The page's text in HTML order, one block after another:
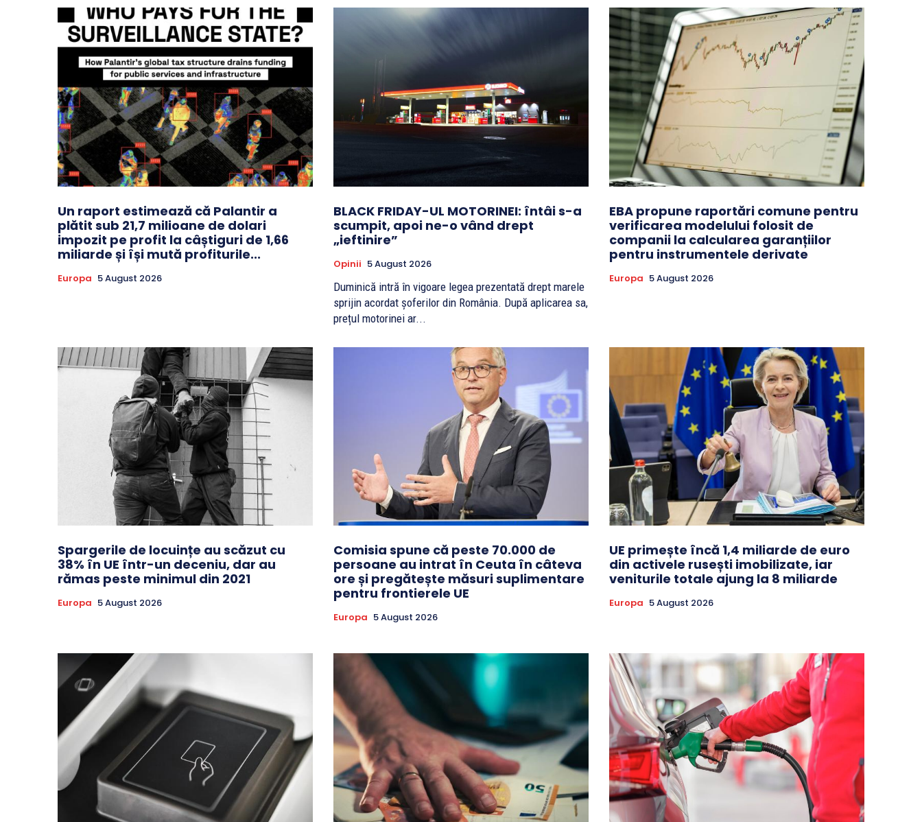
Un raport estimează că Palantir a
plătit sub 21,7 milioane de dolari
impozit pe profit la câștiguri de 1,66
miliarde și își mută profiturile...
Europa 5 August 2026
BLACK FRIDAY-UL MOTORINEI: întâi s-a
scumpit, apoi ne-o vând drept
„ieftinire”
Opinii 5 August 2026
Duminică intră în vigoare legea prezentată drept marele
sprijin acordat șoferilor din România. După aplicarea sa,
prețul motorinei ar...
EBA propune raportări comune pentru
verificarea modelului folosit de
companii la calcularea garanțiilor
pentru instrumentele derivate
Europa 5 August 2026
Spargerile de locuințe au scăzut cu
38% în UE într-un deceniu, dar au
rămas peste minimul din 2021
Europa 5 August 2026
Comisia spune că peste 70.000 de
persoane au intrat în Ceuta în câteva
ore și pregătește măsuri suplimentare
pentru frontierele UE
Europa 5 August 2026
UE primește încă 1,4 miliarde de euro
din activele rusești imobilizate, iar
veniturile totale ajung la 8 miliarde
Europa 5 August 2026